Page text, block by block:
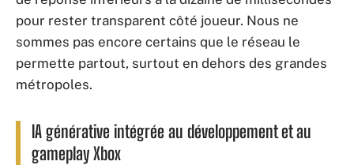
pour rester transparent côté joueur. Nous ne
sommes pas encore certains que le réseau le
permette partout, surtout en dehors des grandes
métropoles.
IA générative intégrée au développement et au
gameplay Xbox